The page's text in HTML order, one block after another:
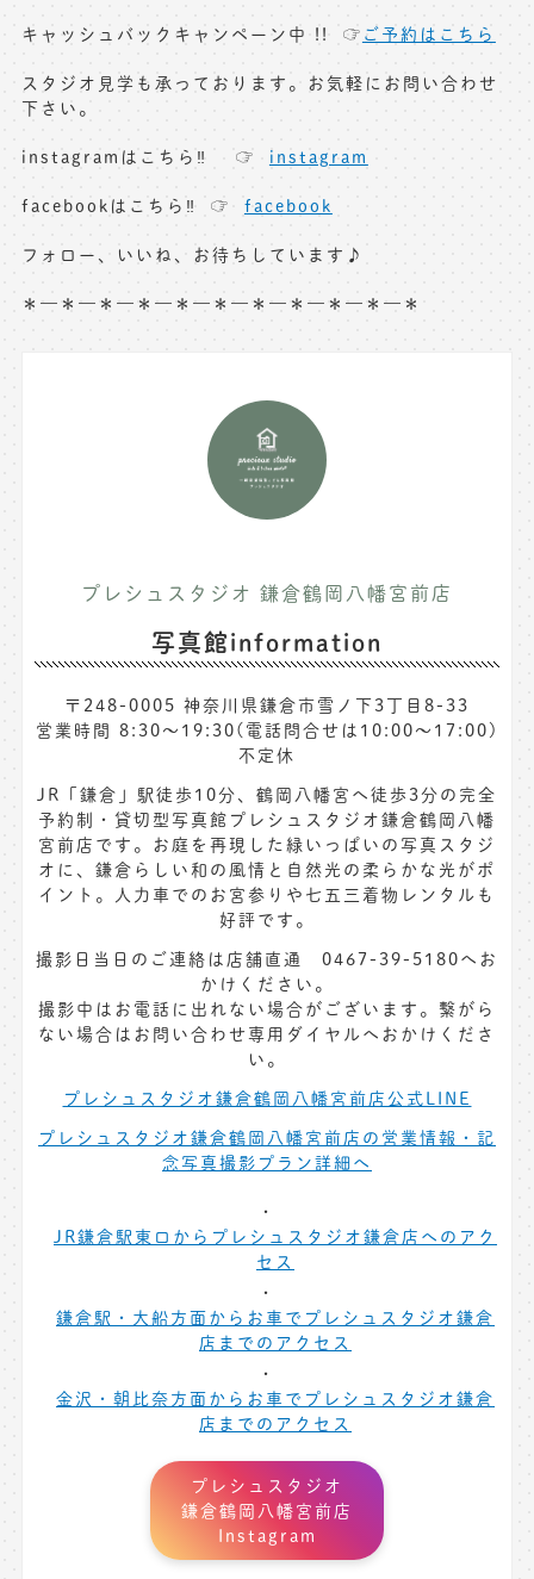
キャッシュバックキャンペーン中 !! ☞ ご予約はこちら
スタジオ見学も承っております。お気軽にお問い合わせ
下さい。
instagramはこちら‼︎ ☞ instagram
facebookはこちら‼︎ ☞ facebook
フォロー、いいね、お待ちしています♪
＊—＊—＊—＊—＊—＊—＊—＊—＊—＊—＊
プレシュスタジオ 鎌倉鶴岡八幡宮前店
写真館information
〒248-0005 神奈川県鎌倉市雪ノ下3丁目8-33
営業時間 8:30〜19:30(電話問合せは10:00～17:00)
不定休
JR「鎌倉」駅徒歩10分、鶴岡八幡宮へ徒歩3分の完全
予約制・貸切型写真館プレシュスタジオ鎌倉鶴岡八幡
宮前店です。お庭を再現した緑いっぱいの写真スタジ
オに、鎌倉らしい和の風情と自然光の柔らかな光がポ
イント。人力車でのお宮参りや七五三着物レンタルも
好評です。
撮影日当日のご連絡は店舗直通 0467-39-5180へお
かけください。
撮影中はお電話に出れない場合がございます。繋がら
ない場合はお問い合わせ専用ダイヤルへおかけくださ
い。
プレシュスタジオ鎌倉鶴岡八幡宮前店公式LINE
プレシュスタジオ鎌倉鶴岡八幡宮前店の営業情報・記
念写真撮影プラン詳細へ
JR鎌倉駅東口からプレシュスタジオ鎌倉店へのアク
セス
鎌倉駅・大船方面からお車でプレシュスタジオ鎌倉
店までのアクセス
金沢・朝比奈方面からお車でプレシュスタジオ鎌倉
店までのアクセス
プレシュスタジオ
鎌倉鶴岡八幡宮前店
Instagram